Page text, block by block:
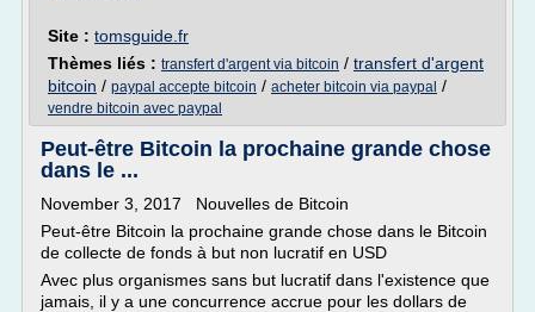
Site : tomsguide.fr
Thèmes liés : transfert d'argent via bitcoin / transfert d'argent
bitcoin / paypal accepte bitcoin / acheter bitcoin via paypal /
vendre bitcoin avec paypal
Peut-être Bitcoin la prochaine grande chose
dans le ...
November 3, 2017 Nouvelles de Bitcoin
Peut-être Bitcoin la prochaine grande chose dans le Bitcoin
de collecte de fonds à but non lucratif en USD
Avec plus organismes sans but lucratif dans l'existence que
jamais, il y a une concurrence accrue pour les dollars de